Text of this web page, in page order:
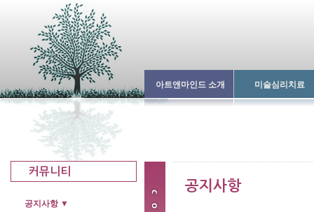
아트앤마인드 소개 미술심리치료
공지사항 ▼